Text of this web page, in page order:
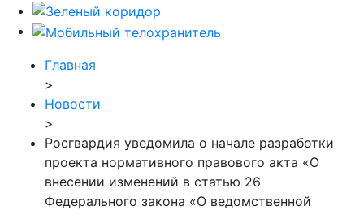
Главная
>
Новости
>
Росгвардия уведомила о начале разработки
проекта нормативного правового акта «О
внесении изменений в статью 26
Федерального закона «О ведомственной